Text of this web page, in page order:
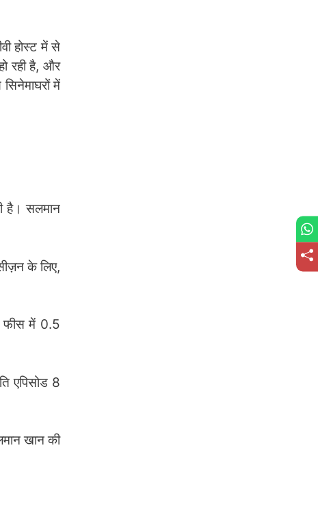
होस्ट में से
रही है, और
में
है। सलमान
के लिए,
फीस में 0.5
एपिसोड 8
खान की